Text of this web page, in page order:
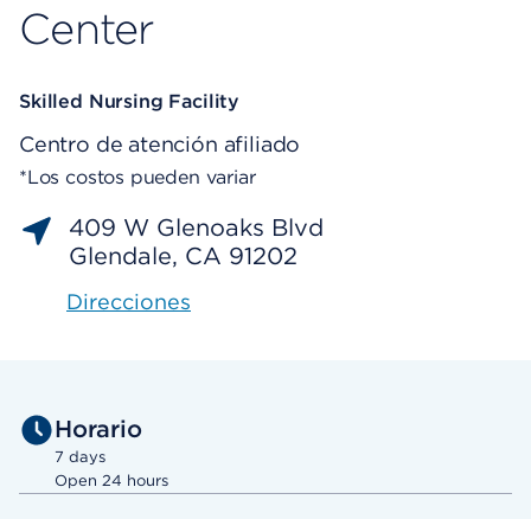
Center
Skilled Nursing Facility
Centro de atención afiliado
*Los costos pueden variar
409 W Glenoaks Blvd
Glendale, CA 91202
Direcciones
Horario
7 days
Open 24 hours